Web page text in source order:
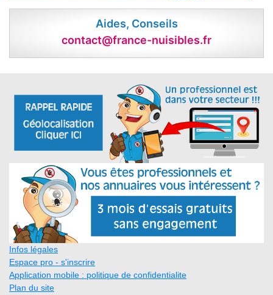
Aides, Conseils
contact@france-nuisibles.fr
Infos légales
Espace pro - s'inscrire
Application mobile : politique de confidentialite
Plan du site